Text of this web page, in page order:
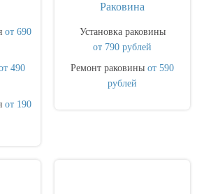
от 690
490
от 190
Раковина
Установка раковины
от 790 рублей
Ремонт раковины от 590
рублей